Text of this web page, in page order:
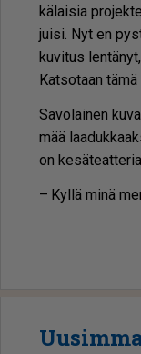
kä­lai­sia
jui­si. Nyt en
ku­vi­tus
Kat­so­taan
Sa­vo­lai­nen
mää
on
– Kyl­lä minä